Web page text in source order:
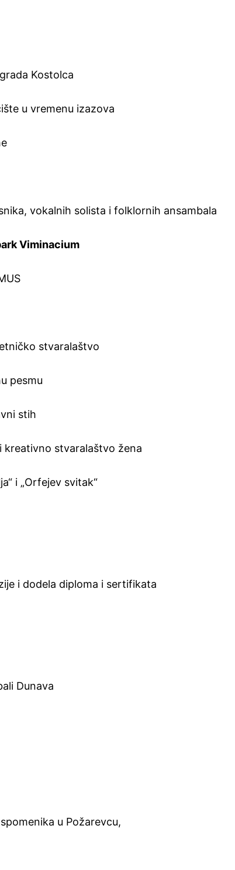
Kostolca
u vremenu izazova
vokalnih solista i folklornih ansambala
Viminacium
stvaralaštvo
pesmu
stih
kreativno stvaralaštvo žena
i „Orfejev svitak“
i dodela diploma i sertifikata
Dunava
u Požarevcu,